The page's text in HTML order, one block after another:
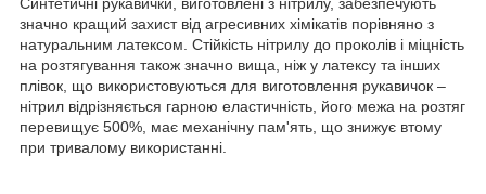
значно кращий захист від агресивних хімікатів порівняно з
натуральним латексом. Стійкість нітрилу до проколів і міцність
на розтягування також значно вища, ніж у латексу та інших
плівок, що використовуються для виготовлення рукавичок –
нітрил відрізняється гарною еластичність, його межа на розтяг
перевищує 500%, має механічну пам'ять, що знижує втому
при тривалому використанні.